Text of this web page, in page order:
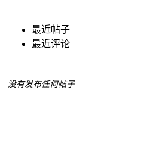
最近帖子
最近评论
没有发布任何帖子